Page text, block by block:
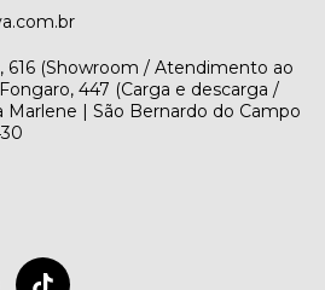
616 (Showroom / Atendimento ao
447 (Carga e descarga /
Marlene | São Bernardo do Campo